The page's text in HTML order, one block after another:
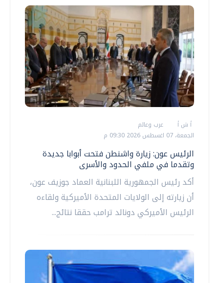
أ ش أ
عرب وعالم
الجمعة، 07 اغسطس 2026 09:30 م
الرئيس عون: زيارة واشنطن فتحت أبوابا جديدة
وتقدما في ملفي الحدود والأسرى
أكد رئيس الجمهورية اللبنانية العماد جوزيف عون،
أن زيارته إلى الولايات المتحدة الأميركية ولقاءه
الرئيس الأميركي دونالد ترامب حققا نتائج...